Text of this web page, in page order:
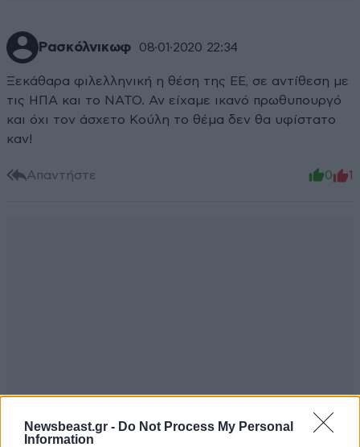
Newsbeast.gr - Do Not Process My Personal
Information
Ρασκόλνικωφ 08·01·2020 22:34
Ξεκάθαρα φιλελληνική η θέση της ΕΕ, σε αντίθεση με
τις ΗΠΑ και το ΝΑΤΟ. Αν είχαμε ικανό πρωθυπουργό
και όχι τον άσχετο Κούλη το θέμα δεν θα υφίστατο
καν!
Απαντήστε 0 1